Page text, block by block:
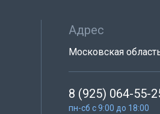
Адрес
Московская
8 (925) 064-55-
пн-сб с 9:00 до 18:00